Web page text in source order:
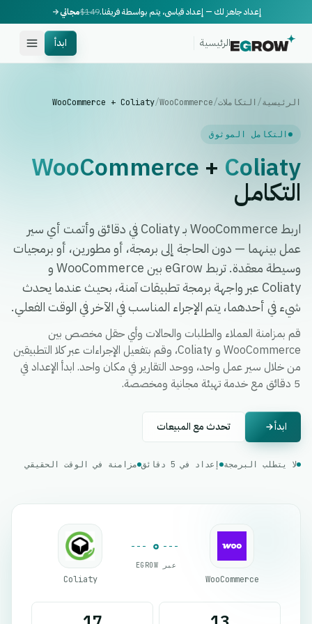
إعداد جاهز لك — إعداد قياسي، يتم بواسطة فريقنا.$149مجاني
الرئيسية ابدأ
الرئيسية/ التكاملات/
WooCommerce
/
WooCommerce + Coliaty
التكامل الموثوق
WooCommerce + Coliaty
التكامل
اربط WooCommerce بـ Coliaty في دقائق وأتمت أي سير
عمل بينهما — دون الحاجة إلى برمجة، أو مطورين، أو برمجيات
وسيطة معقدة. تربط eGrow بين WooCommerce و
Coliaty عبر واجهة برمجة تطبيقات آمنة، بحيث عندما يحدث
شيء في أحدهما، يتم الإجراء المناسب في الآخر في الوقت الفعلي.
قم بمزامنة العملاء والطلبات والحالات وأي حقل مخصص بين
WooCommerce و Coliaty، وقم بتفعيل الإجراءات عبر كلا التطبيقين
من خلال سير عمل واحد، ووحد التقارير في مكان واحد. ابدأ الإعداد في
5 دقائق مع خدمة تهيئة مجانية ومخصصة.
ابدأ تحدث مع المبيعات
لا يتطلب البرمجة إعداد في 5 دقائق مزامنة في الوقت الحقيقي
WooCommerce
عبر EGROW
Coliaty